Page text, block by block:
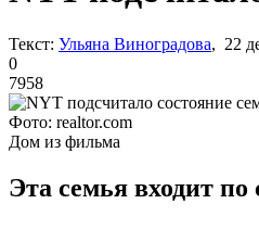
Текст: Ульяна Виноградова, 22
0
7958
Фото: realtor.com
Дом из фильма
Эта семья входит